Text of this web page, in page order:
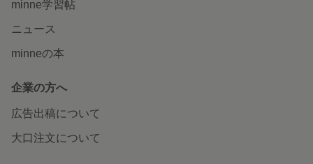
minne学習帖
ニュース
minneの本
企業の方へ
広告出稿について
大口注文について